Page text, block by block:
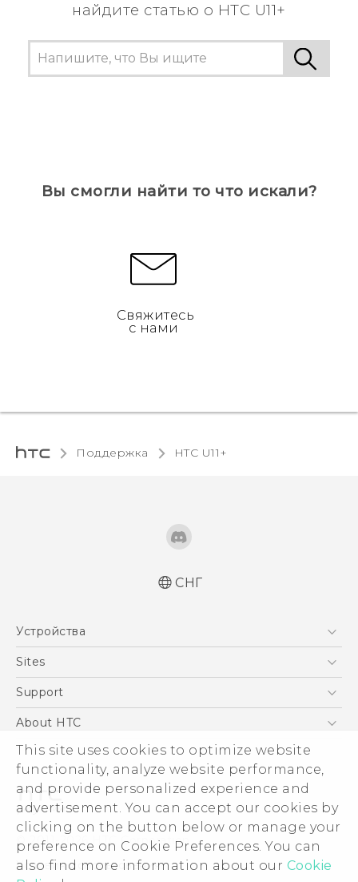
This site uses cookies to optimize website
functionality, analyze website performance,
and provide personalized experience and
advertisement. You can accept our cookies by
clicking on the button below or manage your
preference on Cookie Preferences. You can
also find more information about our Cookie
найдите статью о HTC U11+
Вы смогли найти то что искали?
Свяжитесь
с нами
Поддержка HTC U11+‎
Русский - Руководство пользователя
Русский - Руководство по безопасности и
соответствию стандартам
Қазақ - жұмысты бастау нұсқаулығы
Қазақ - Пайдаланушы нұсқаулығы
English - User manual
English - Safety and regulatory guide
СНГ
Устройства
5G
EXODUS
VIVE
Sites
HTC Dev
Support
ПОДДЕРЖКА
About HTC
ESG
Инвестирование
Политика конфиденциальности
Безопасность продуктов
Вакансии
Security and Privacy Whitepaper
© 2011-2026 HTC Corporation
Условия использования.